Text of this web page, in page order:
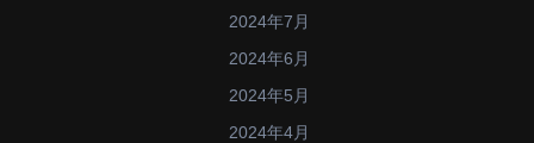
2024年7月
2024年6月
2024年5月
2024年4月